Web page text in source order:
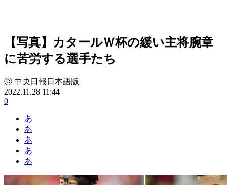
【写真】カタールＷ杯の緩い主将腕章
に苦労する選手たち
ⓒ 中央日報日本語版
2022.11.28 11:44
0
あ
あ
あ
あ
あ